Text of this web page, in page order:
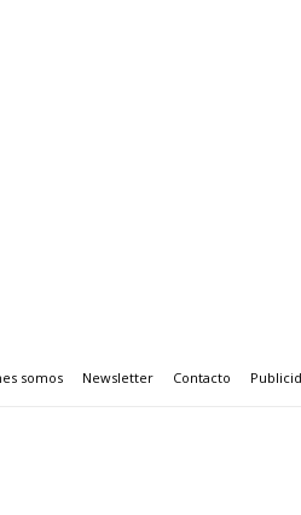
somos Newsletter Contacto